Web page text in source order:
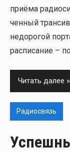
при­ё­ма
чен­ный
недо­ро­гой
рас­пи­са­ние –
Читать далее
Радиосвязь